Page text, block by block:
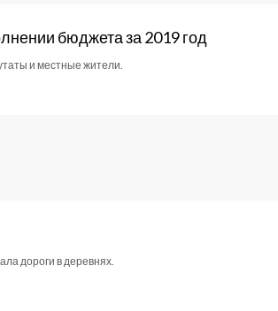
бюджета за 2019 год
и местные жители.
дороги в деревнях.